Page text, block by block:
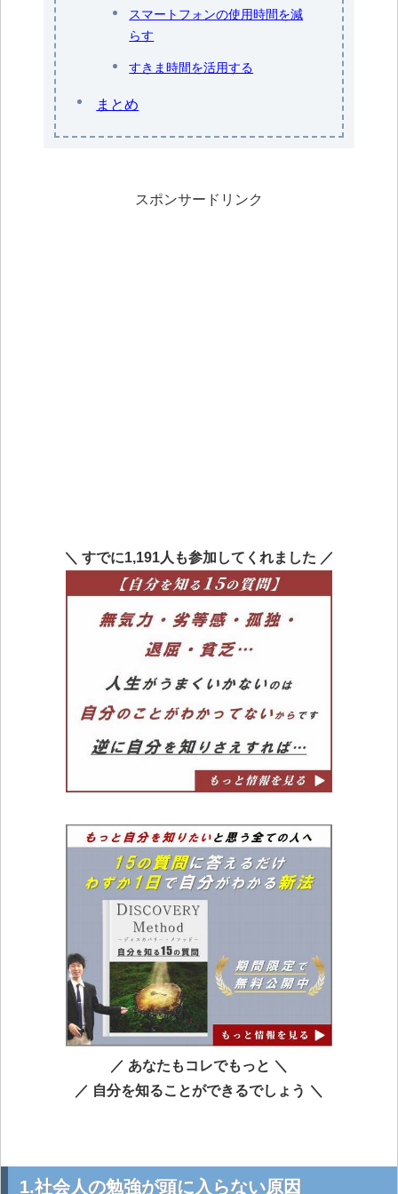
スマートフォンの使用時間を減
らす
すきま時間を活用する
まとめ
スポンサードリンク
＼ すでに1,191人も参加してくれました ／
／ あなたもコレでもっと ＼
／ 自分を知ることができるでしょう ＼
1.社会人の勉強が頭に入らない原因